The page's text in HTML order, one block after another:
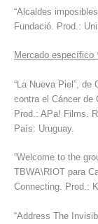
“Alcaldes
Fundació. Prod.:
Mercado específico
“La Nueva Piel”, de
contra el Cáncer de
Prod.: APa! Films.
País: Uruguay.
“Welcome to the
TBWA\RIOT para
Connecting. Prod.:
“Address The